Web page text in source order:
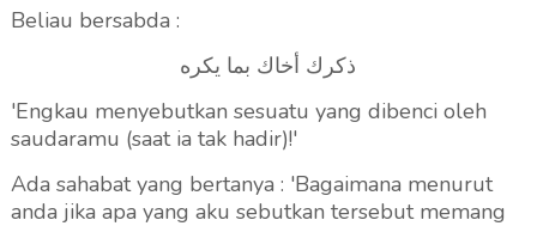
Beliau bersabda :
ذكرك أخاك بما يكره
'Engkau menyebutkan sesuatu yang dibenci oleh
saudaramu (saat ia tak hadir)!'
Ada sahabat yang bertanya : 'Bagaimana menurut
anda jika apa yang aku sebutkan tersebut memang